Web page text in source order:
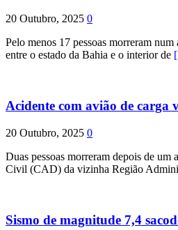
20 Outubro, 2025 0
Pelo menos 17 pessoas morreram
entre o estado da Bahia e o interior de
Acidente com avião de carga
20 Outubro, 2025 0
Duas pessoas morreram depois de
Civil (CAD) da vizinha Região
Sismo de magnitude 7,4